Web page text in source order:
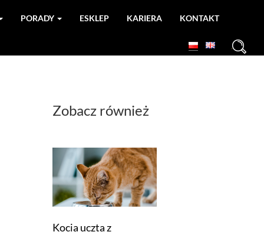
PORADY ESKLEP KARIERA KONTAKT
Zobacz również
Kocia uczta z